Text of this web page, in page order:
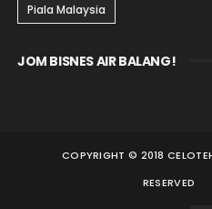
Piala Malaysia
JOM BISNES AIR BALANG!
COPYRIGHT © 2018
RESERVED